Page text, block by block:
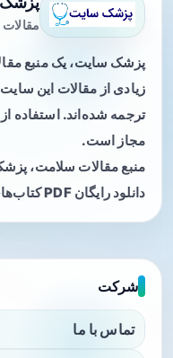
پزشک سایت، یک منبع
زیادی از مقالات این
ترجمه شده‌اند. استفاده
مجاز است.
منبع مقالات سلامت،
دانلود رایگان PDF کتاب‌های پزشکی.
شرکت
تماس با ما